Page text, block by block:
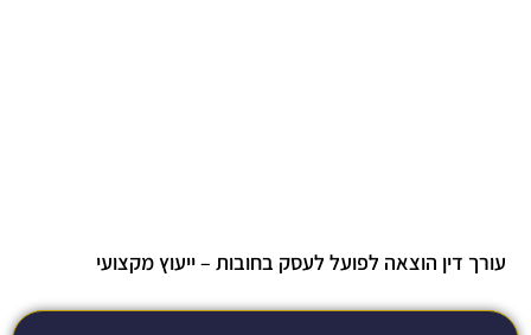
עורך דין הוצאה לפועל לעסק בחובות – ייעוץ מקצועי